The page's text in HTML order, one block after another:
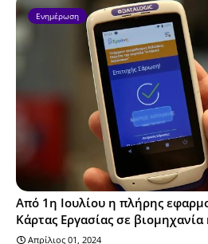
Ενημέρωση
Από 1η Ιουλίου η πλήρης
Κάρτας Εργασίας σε βιομηχανία
Απρίλιος 01, 2024